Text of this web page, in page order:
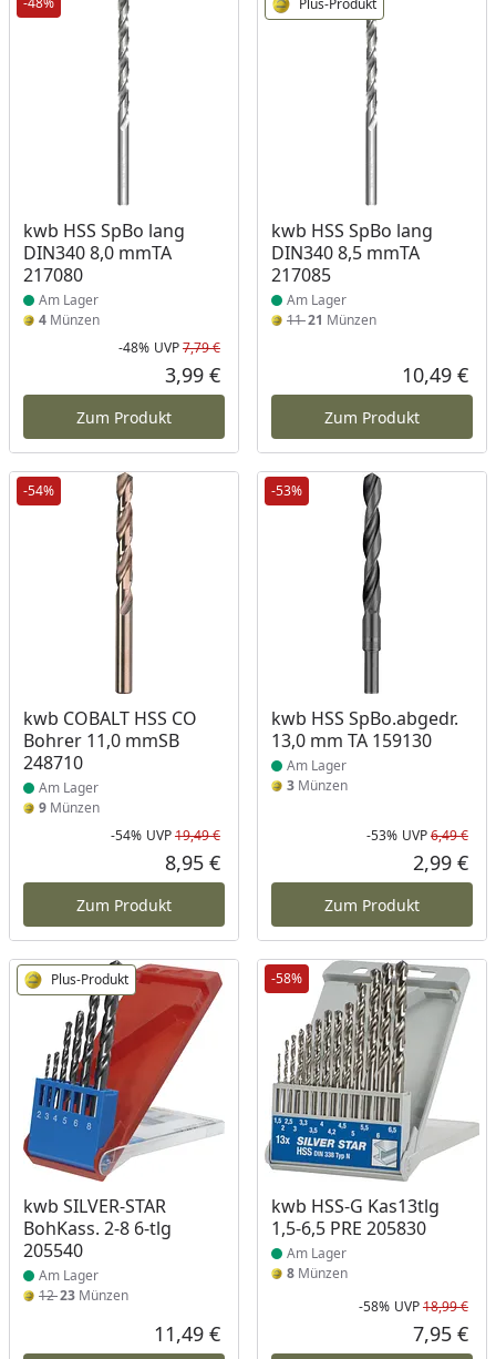
kwb HSS SpBo lang
DIN340 8,0 mmTA
217080
Produkt am Lager
Am Lager
4 Münzen
Rabatt in Prozent
-48%
Ursprünglicher Preis
UVP7,79 €
Aktueller Preis
3,99 €
Zum Produkt
Plus-Produkt
kwb HSS SpBo lang
DIN340 8,5 mmTA
217085
Produkt am Lager
Am Lager
1121 Münzen
10,49 €
Zum Produkt
-54%
kwb COBALT HSS CO
Bohrer 11,0 mmSB
248710
Produkt am Lager
Am Lager
9 Münzen
Rabatt in Prozent
-54%
Ursprünglicher Preis
UVP19,49 €
Aktueller Preis
8,95 €
Zum Produkt
-53%
kwb HSS SpBo.abgedr.
13,0 mm TA 159130
Produkt am Lager
Am Lager
3Münzen
-53% UVP6,49 €
2,99 €
Zum Produkt
Plus-Produkt
kwb SILVER-STAR
BohKass. 2-8 6-tlg
205540
Produkt am Lager
Am Lager
1223 Münzen
Aktueller Preis
11,49 €
-58%
kwb HSS-G Kas13tlg
1,5-6,5 PRE 205830
Produkt am Lager
Am Lager
8Münzen
-58% UVP18,99 €
7,95 €